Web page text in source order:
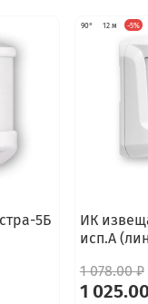
5Б
90° 12 м -5%
ИК
исп.А
1 078.00 ₽
1